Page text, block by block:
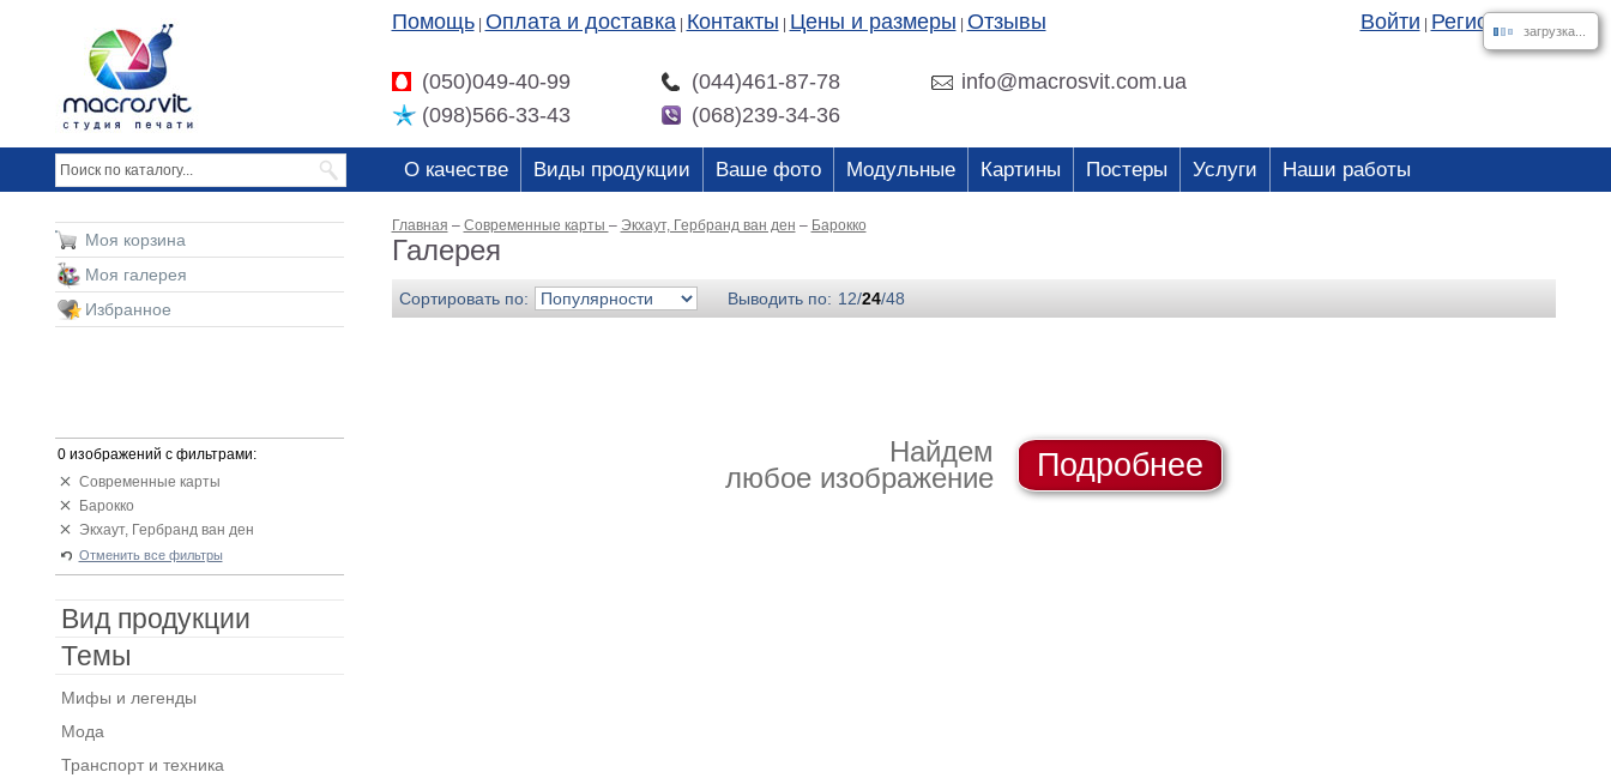
Помощь Оплата и доставка Контакты Цены и размеры Отзывы Войти Регистрация
(050)049-40-99 (044)461-87-78
info@macrosvit.com.ua
(098)566-33-43
(068)239-34-36
О качестве Виды продукции Ваше фото Модульные Картины Постеры Услуги Наши работы
Главная – Современные карты – Экхаут, Гербранд ван ден – Барокко
Галерея
Сортировать по: Выводить по: 12/24/48
Найдем
любое изображение
Подробнее
Моя корзина
Моя галерея
Избранное
0 изображений с фильтрами:
Современные карты
Барокко
Экхаут, Гербранд ван ден
Отменить все фильтры
Вид продукции
Темы
Мифы и легенды
Мода
Транспорт и техника
загрузка...